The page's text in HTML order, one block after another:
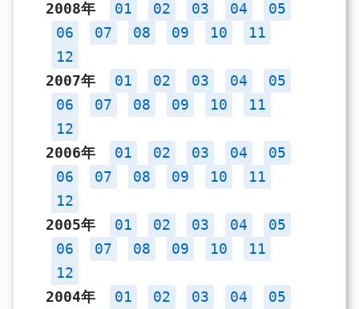
2008年
01 02 03 04
05
06
07 08 09 10
11
12
2007年
01 02 03 04
05
06
07 08 09 10
11
12
2006年
01 02 03 04
05
06
07 08 09 10
11
12
2005年
01 02 03 04
05
06
07 08 09 10
11
12
2004年
01 02 03 04
05